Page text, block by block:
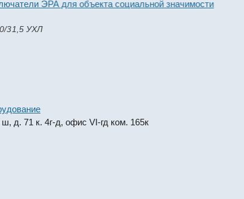
ЭРА для объекта социальной значимости
31,5 УХЛ
д. 71 к. 4г-д, офис VI-гд ком. 165к